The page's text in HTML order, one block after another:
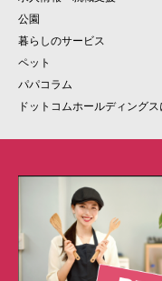
公園
暮らしのサービス
ペット
パパコラム
ドットコムホールディング